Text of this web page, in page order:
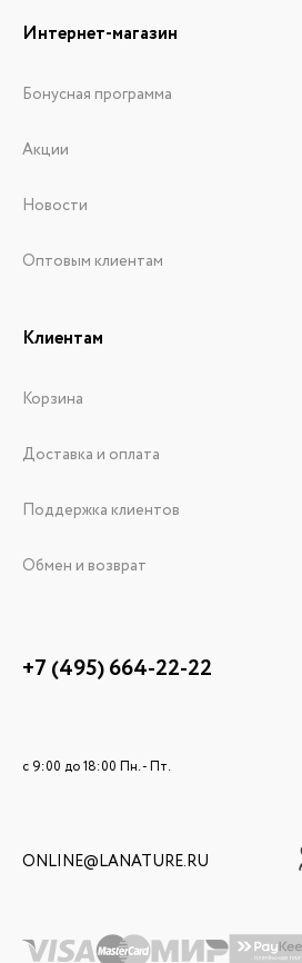
Интернет-магазин
Бонусная программа
Акции
Новости
Оптовым клиентам
Клиентам
Корзина
Доставка и оплата
Поддержка клиентов
Обмен и возврат
+7 (495) 664-22-22
c 9:00 до 18:00 Пн. - Пт.
ONLINE@LANATURE.RU